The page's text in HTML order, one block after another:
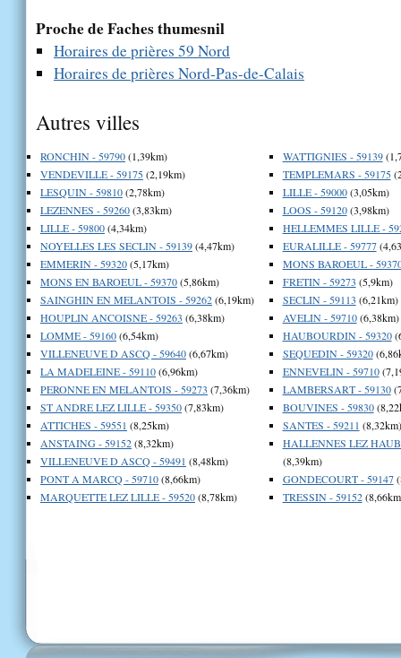
Proche de Faches thumesnil
Horaires de prières 59 Nord
Horaires de prières Nord-Pas-de-Calais
Autres villes
RONCHIN - 59790(1,39km)
VENDEVILLE - 59175(2,19km)
LESQUIN - 59810(2,78km)
LEZENNES - 59260(3,83km)
LILLE - 59800(4,34km)
NOYELLES LES SECLIN - 59139(4,47km)
EMMERIN - 59320(5,17km)
MONS EN BAROEUL - 59370(5,86km)
SAINGHIN EN MELANTOIS - 59262(6,19km)
HOUPLIN ANCOISNE - 59263 (6,38km)
LOMME - 59160(6,54km)
VILLENEUVE D ASCQ - 59640(6,67km)
LA MADELEINE - 59110(6,96km)
PERONNE EN MELANTOIS - 59273 (7,36km)
ST ANDRE LEZ LILLE - 59350(7,83km)
ATTICHES - 59551 (8,25km)
ANSTAING - 59152(8,32km)
VILLENEUVE D ASCQ - 59491 (8,48km)
PONT A MARCQ - 59710(8,66km)
MARQUETTE LEZ LILLE - 59520(8,78km)
WATTIGNIES - 59139
TEMPLEMARS - 59175
LILLE - 59000(3,05km)
LOOS - 59120(3,98km)
HELLEMMES LILLE -
EURALILLE - 59777
MONS BAROEUL -
FRETIN - 59273 (5,9km)
SECLIN - 59113 (6,21km)
AVELIN - 59710(6,38km)
HAUBOURDIN - 59320
SEQUEDIN - 59320
ENNEVELIN - 59710
LAMBERSART - 59130
BOUVINES - 59830
SANTES - 59211 (8,32km)
HALLENNES LEZ
(8,39km)
GONDECOURT - 59147
TRESSIN - 59152